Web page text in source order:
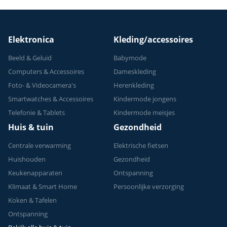
Elektronica
Beeld & Geluid
Computers & Accessoires
Foto- & Videocamera's
Smartwatches & Accessoires
Telefonie & Tablets
Kleding/accessoires
Babymode
Dameskleding
Herenkleding
Kindermode jongens
Kindermode meisjes
Huis & tuin
Centrale verwarming
Huishouden
Keukenapparaten
Klimaat & Smart Home
Koken & Tafelen
Ontspanning
Gezondheid
Elektrische fietsen
Gezondheid
Ontspanning
Persoonlijke verzorging